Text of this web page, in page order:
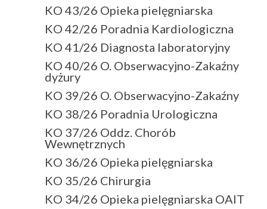
KO 43/26 Opieka pielęgniarska
KO 42/26 Poradnia Kardiologiczna
KO 41/26 Diagnosta laboratoryjny
KO 40/26 O. Obserwacyjno-Zakaźny
dyżury
KO 39/26 O. Obserwacyjno-Zakaźny
KO 38/26 Poradnia Urologiczna
KO 37/26 Oddz. Chorób
Wewnętrznych
KO 36/26 Opieka pielęgniarska
KO 35/26 Chirurgia
KO 34/26 Opieka pielęgniarska OAIT